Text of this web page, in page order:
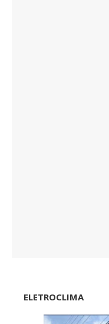
ELETROCLIMA